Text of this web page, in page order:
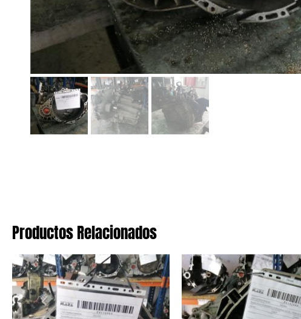
Productos Relacionados